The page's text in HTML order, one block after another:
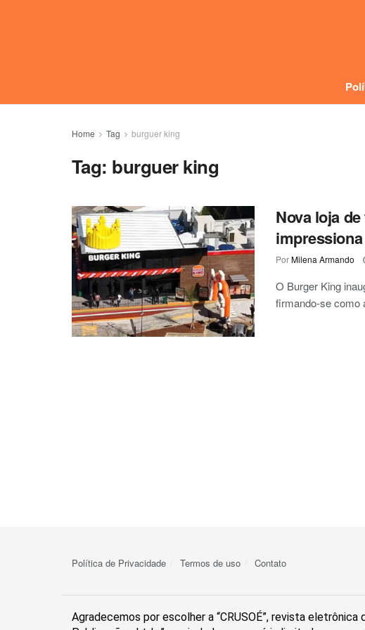
Home Tag burguer king
Tag: burguer king
Nova loja
PorMilena Armando
O Burger King
firmando-se como
Política de Privacidade Termos de uso Contato
Agradecemos por escolher a “CRUSOÉ”, revista